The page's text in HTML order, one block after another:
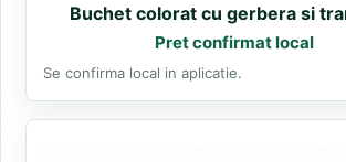
Buchet colorat cu gerbera si
Pret confirmat local
Se confirma local in aplicatie.